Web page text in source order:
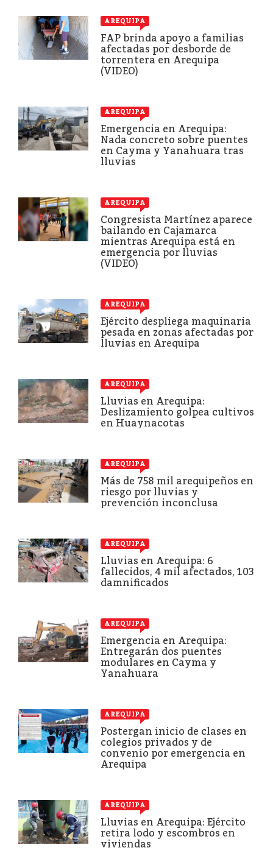
AREQUIPA
FAP brinda apoyo a familias
afectadas por desborde de
torrentera en Arequipa
(VIDEO)
AREQUIPA
Emergencia en Arequipa:
Nada concreto sobre puentes
en Cayma y Yanahuara tras
lluvias
AREQUIPA
Congresista Martínez aparece
bailando en Cajamarca
mientras Arequipa está en
emergencia por lluvias
(VIDEO)
AREQUIPA
Ejército despliega maquinaria
pesada en zonas afectadas por
lluvias en Arequipa
AREQUIPA
Lluvias en Arequipa:
Deslizamiento golpea cultivos
en Huaynacotas
AREQUIPA
Más de 758 mil arequipeños en
riesgo por lluvias y
prevención inconclusa
AREQUIPA
Lluvias en Arequipa: 6
fallecidos, 4 mil afectados, 103
damnificados
AREQUIPA
Emergencia en Arequipa:
Entregarán dos puentes
modulares en Cayma y
Yanahuara
AREQUIPA
Postergan inicio de clases en
colegios privados y de
convenio por emergencia en
Arequipa
AREQUIPA
Lluvias en Arequipa: Ejército
retira lodo y escombros en
viviendas